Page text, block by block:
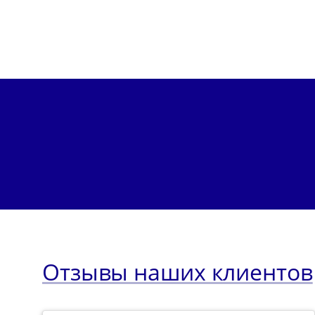
Отзывы наших клиентов